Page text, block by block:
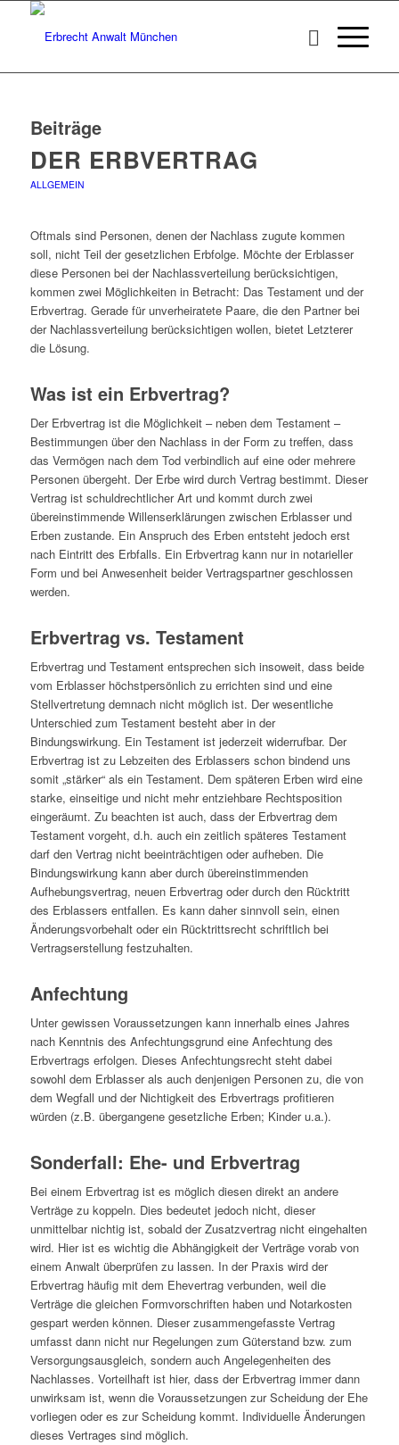
Beiträge
DER ERBVERTRAG
ALLGEMEIN
Oftmals sind Personen, denen der Nachlass zugute kommen
soll, nicht Teil der gesetzlichen Erbfolge. Möchte der Erblasser
diese Personen bei der Nachlassverteilung berücksichtigen,
kommen zwei Möglichkeiten in Betracht: Das Testament und der
Erbvertrag. Gerade für unverheiratete Paare, die den Partner bei
der Nachlassverteilung berücksichtigen wollen, bietet Letzterer
die Lösung.
Was ist ein Erbvertrag?
Der Erbvertrag ist die Möglichkeit – neben dem Testament –
Bestimmungen über den Nachlass in der Form zu treffen, dass
das Vermögen nach dem Tod verbindlich auf eine oder mehrere
Personen übergeht. Der Erbe wird durch Vertrag bestimmt. Dieser
Vertrag ist schuldrechtlicher Art und kommt durch zwei
übereinstimmende Willenserklärungen zwischen Erblasser und
Erben zustande. Ein Anspruch des Erben entsteht jedoch erst
nach Eintritt des Erbfalls. Ein Erbvertrag kann nur in notarieller
Form und bei Anwesenheit beider Vertragspartner geschlossen
werden.
Erbvertrag vs. Testament
Erbvertrag und Testament entsprechen sich insoweit, dass beide
vom Erblasser höchstpersönlich zu errichten sind und eine
Stellvertretung demnach nicht möglich ist. Der wesentliche
Unterschied zum Testament besteht aber in der
Bindungswirkung. Ein Testament ist jederzeit widerrufbar. Der
Erbvertrag ist zu Lebzeiten des Erblassers schon bindend uns
somit „stärker“ als ein Testament. Dem späteren Erben wird eine
starke, einseitige und nicht mehr entziehbare Rechtsposition
eingeräumt. Zu beachten ist auch, dass der Erbvertrag dem
Testament vorgeht, d.h. auch ein zeitlich späteres Testament
darf den Vertrag nicht beeinträchtigen oder aufheben. Die
Bindungswirkung kann aber durch übereinstimmenden
Aufhebungsvertrag, neuen Erbvertrag oder durch den Rücktritt
des Erblassers entfallen. Es kann daher sinnvoll sein, einen
Änderungsvorbehalt oder ein Rücktrittsrecht schriftlich bei
Vertragserstellung festzuhalten.
Anfechtung
Unter gewissen Voraussetzungen kann innerhalb eines Jahres
nach Kenntnis des Anfechtungsgrund eine Anfechtung des
Erbvertrags erfolgen. Dieses Anfechtungsrecht steht dabei
sowohl dem Erblasser als auch denjenigen Personen zu, die von
dem Wegfall und der Nichtigkeit des Erbvertrags profitieren
würden (z.B. übergangene gesetzliche Erben; Kinder u.a.).
Sonderfall: Ehe- und Erbvertrag
Bei einem Erbvertrag ist es möglich diesen direkt an andere
Verträge zu koppeln. Dies bedeutet jedoch nicht, dieser
unmittelbar nichtig ist, sobald der Zusatzvertrag nicht eingehalten
wird. Hier ist es wichtig die Abhängigkeit der Verträge vorab von
einem Anwalt überprüfen zu lassen. In der Praxis wird der
Erbvertrag häufig mit dem Ehevertrag verbunden, weil die
Verträge die gleichen Formvorschriften haben und Notarkosten
gespart werden können. Dieser zusammengefasste Vertrag
umfasst dann nicht nur Regelungen zum Güterstand bzw. zum
Versorgungsausgleich, sondern auch Angelegenheiten des
Nachlasses. Vorteilhaft ist hier, dass der Erbvertrag immer dann
unwirksam ist, wenn die Voraussetzungen zur Scheidung der Ehe
vorliegen oder es zur Scheidung kommt. Individuelle Änderungen
dieses Vertrages sind möglich.